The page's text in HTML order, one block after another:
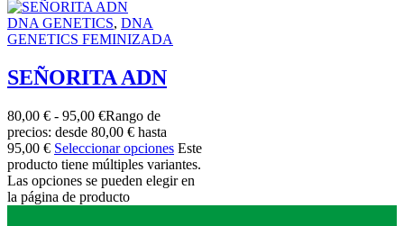
DNA GENETICS, DNA
GENETICS FEMINIZADA
SEÑORITA ADN
80,00 € - 95,00 €Rango de
precios: desde 80,00 € hasta
95,00 € Seleccionar opciones Este
producto tiene múltiples variantes.
Las opciones se pueden elegir en
la página de producto